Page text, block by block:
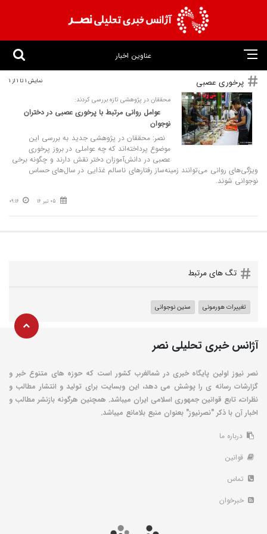
عناوین اخبار
پرخوری عصبی نمایش 1 تا 1 از 1
محققان در پژوهشی تازه بررسی کردند:
عوامل روانی مرتبط با پرخوری عصبی در دختران
نوجوان
نصر: محققان در پژوهشی جدید به بررسی این
موضوع پرداخته‌اند که چه عواملی در بروز پرخوری
عصبی در دانش‌آموزان دختر نقش دارند و چگونه برخی
ویژگی‌های روانی می‌توانند زمینه‌ساز رفتارهای ناسالم غذایی در سال‌های حساس
نوجوانی شوند.
05 تیر 16 09:16
تگ های مرتبط
تغییرات هورمونی سنین نوجوانی
آژانس خبری تحلیلی نصر
نصر نیوز اولین پایگاه خبری در شمالغرب کشور است که حوزه های متنوع خبر و
گزارشات رسانه ی را پوشش می دهد، این وبسایت برای تولید و انتشار مطالب و
نظرات، تابع قوانین جمهوری اسلامی ایران میباشد. همچنین هرگونه بازنشر مطالب و
اخبار آن با ذکر "نصرنیوز" بعنوان منبع بلامانع میباشد.
درباره ما
قوانین
تماس
خبرخوان